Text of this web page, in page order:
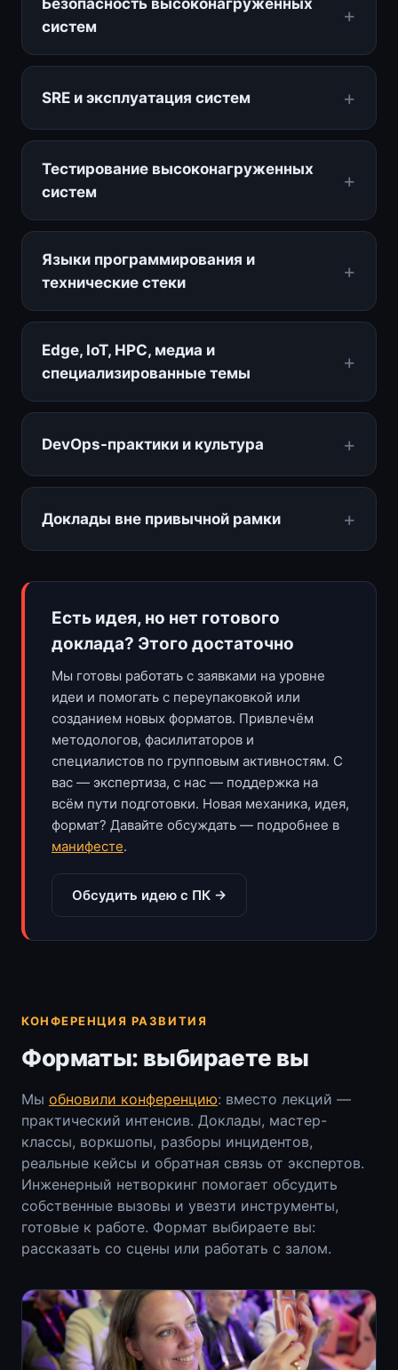
Безопасность высоконагруженных
систем
SRE и эксплуатация систем
Тестирование высоконагруженных
систем
Языки программирования и
технические стеки
Edge, IoT, HPC, медиа и
специализированные темы
DevOps-практики и культура
Доклады вне привычной рамки
Есть идея, но нет готового
доклада? Этого достаточно
Мы готовы работать с заявками на уровне
идеи и помогать с переупаковкой или
созданием новых форматов. Привлечём
методологов, фасилитаторов и
специалистов по групповым активностям. С
вас — экспертиза, с нас — поддержка на
всём пути подготовки. Новая механика, идея,
формат? Давайте обсуждать — подробнее в
манифесте.
Обсудить идею с ПК →
КОНФЕРЕНЦИЯ РАЗВИТИЯ
Форматы: выбираете вы
Мы обновили конференцию: вместо лекций —
практический интенсив. Доклады, мастер-
классы, воркшопы, разборы инцидентов,
реальные кейсы и обратная связь от экспертов.
Инженерный нетворкинг помогает обсудить
собственные вызовы и увезти инструменты,
готовые к работе. Формат выбираете вы:
рассказать со сцены или работать с залом.